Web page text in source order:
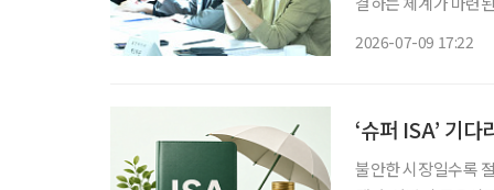
2026-07-09 17:22
‘슈퍼 ISA’ 기다
불안한 시장일수록 절세 전략부터 챙겨